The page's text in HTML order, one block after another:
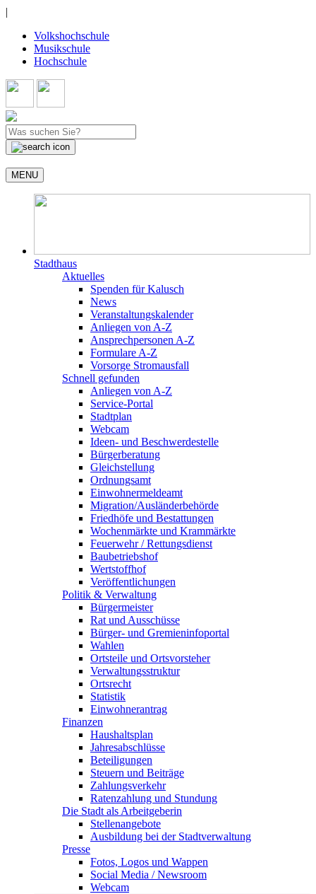
|
Volkshochschule
Musikschule
Hochschule
MENU
Stadthaus
Aktuelles
Spenden für Kalusch
News
Veranstaltungskalender
Anliegen von A-Z
Ansprechpersonen A-Z
Formulare A-Z
Vorsorge Stromausfall
Schnell gefunden
Anliegen von A-Z
Service-Portal
Stadtplan
Webcam
Ideen- und Beschwerdestelle
Bürgerberatung
Gleichstellung
Ordnungsamt
Einwohnermeldeamt
Migration/Ausländerbehörde
Friedhöfe und Bestattungen
Wochenmärkte und Krammärkte
Feuerwehr / Rettungsdienst
Baubetriebshof
Wertstoffhof
Veröffentlichungen
Politik & Verwaltung
Bürgermeister
Rat und Ausschüsse
Bürger- und Gremieninfoportal
Wahlen
Ortsteile und Ortsvorsteher
Verwaltungsstruktur
Ortsrecht
Statistik
Einwohnerantrag
Finanzen
Haushaltsplan
Jahresabschlüsse
Beteiligungen
Steuern und Beiträge
Zahlungsverkehr
Ratenzahlung und Stundung
Die Stadt als Arbeitgeberin
Stellenangebote
Ausbildung bei der Stadtverwaltung
Presse
Fotos, Logos und Wappen
Social Media / Newsroom
Webcam